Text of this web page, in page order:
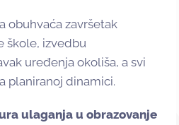
obuhvaća završetak
škole, izvedbu
uređenja okoliša, a svi
planiranoj dinamici.
ulaganja u obrazovanje